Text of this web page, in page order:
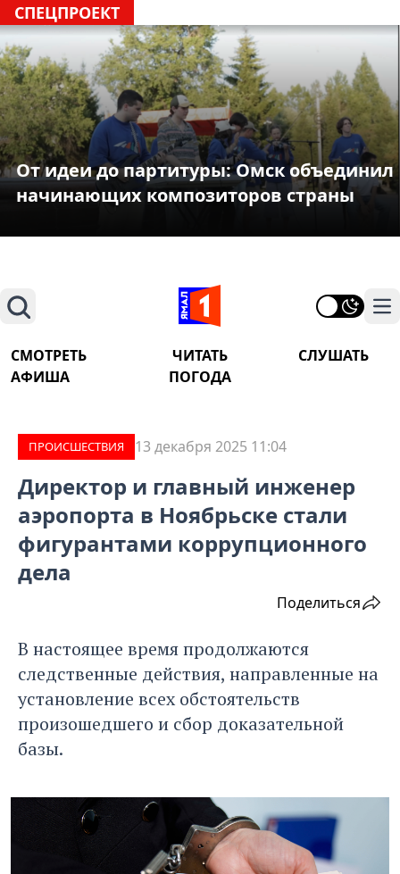
СПЕЦПРОЕКТ
От идеи до партитуры: Омск объединил
начинающих композиторов страны
Поиск
СМОТРЕТЬ ЧИТАТЬ
СЛУШАТЬ
АФИША
ПОГОДА
ПРОИCШЕСТВИЯ 13 декабря 2025 11:04
Директор и главный инженер
аэропорта в Ноябрьске стали
фигурантами коррупционного
дела
Поделиться
В настоящее время продолжаются
следственные действия, направленные на
установление всех обстоятельств
произошедшего и сбор доказательной
базы.